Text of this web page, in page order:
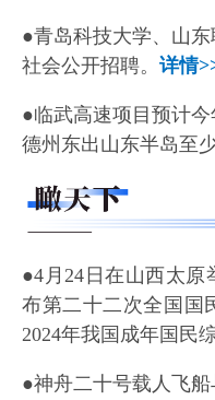
●青岛科技大学、山
社会公开招聘。 详情
●临武高速项目预计
德州东出山东半岛至
●4月24日在山西太
布第二十二次全国国
2024年我国成年国民
●神舟二十号载人飞